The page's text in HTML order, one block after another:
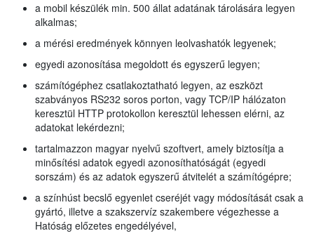
a mobil készülék min. 500 állat adatának tárolására legyen
alkalmas;
a mérési eredmények könnyen leolvashatók legyenek;
egyedi azonosítása megoldott és egyszerű legyen;
számítógéphez csatlakoztatható legyen, az eszközt
szabványos RS232 soros porton, vagy TCP/IP hálózaton
keresztül HTTP protokollon keresztül lehessen elérni, az
adatokat lekérdezni;
tartalmazzon magyar nyelvű szoftvert, amely biztosítja a
minősítési adatok egyedi azonosíthatóságát (egyedi
sorszám) és az adatok egyszerű átvitelét a számítógépre;
a színhúst becslő egyenlet cseréjét vagy módosítását csak a
gyártó, illetve a szakszervíz szakembere végezhesse a
Hatóság előzetes engedélyével,